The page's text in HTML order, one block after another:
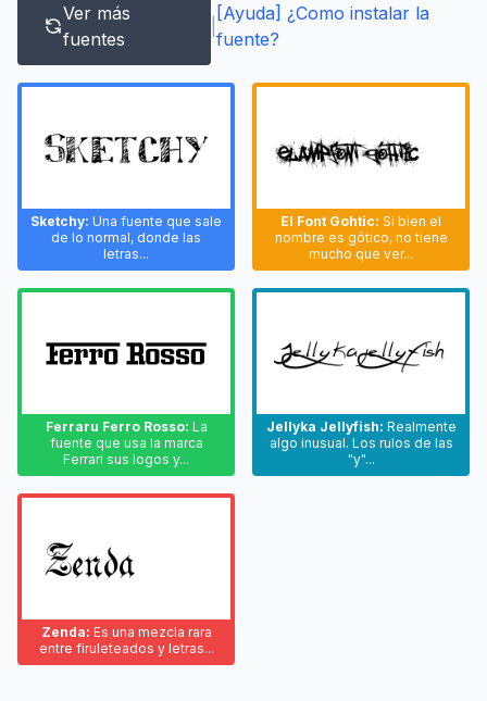
Ver más
fuentes
[Ayuda] ¿Como instalar la
fuente?
Sketchy: Una fuente que sale
de lo normal, donde las
letras...
El Font Gohtic: Si bien el
nombre es gótico, no tiene
mucho que ver...
Ferraru Ferro Rosso: La
fuente que usa la marca
Ferrari sus logos y...
Jellyka Jellyfish: Realmente
algo inusual. Los rulos de las
"y"...
Zenda: Es una mezcla rara
entre firuleteados y letras...